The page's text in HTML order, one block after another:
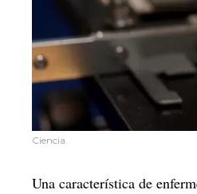
Ciencia.
Una característica de